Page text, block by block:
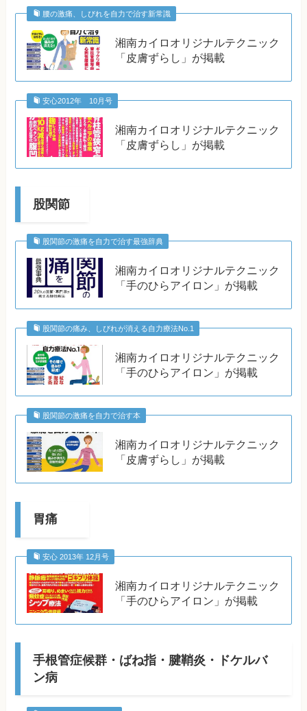
腰の激痛、しびれを自力で治す新常識
湘南カイロオリジナルテクニック
「皮膚ずらし」が掲載
安心2012年 10月号
湘南カイロオリジナルテクニック
「皮膚ずらし」が掲載
股関節
股関節の激痛を自力で治す最強辞典
湘南カイロオリジナルテクニック
「手のひらアイロン」が掲載
股関節の痛み、しびれが消える自力療法No.1
湘南カイロオリジナルテクニック
「手のひらアイロン」が掲載
股関節の激痛を自力で治す本
湘南カイロオリジナルテクニック
「皮膚ずらし」が掲載
胃痛
安心 2013年 12月号
湘南カイロオリジナルテクニック
「手のひらアイロン」が掲載
手根管症候群・ばね指・腱鞘炎・ドケルバ
ン病